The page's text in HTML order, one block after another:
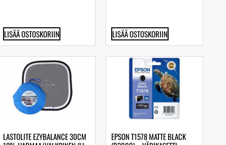
LISÄÄ OSTOSKORIIN LISÄÄ OSTOSKORIIN
LASTOLITE EZYBALANCE 30CM
EPSON T1578 MATTE BLACK